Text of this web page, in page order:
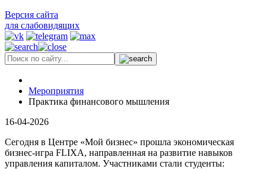
Версия сайта
для слабовидящих
Мероприятия
Практика финансового мышления
16-04-2026
Сегодня в Центре «Мой бизнес» прошла экономическая
бизнес-игра FLIXA, направленная на развитие навыков
управления капиталом. Участниками стали студенты: